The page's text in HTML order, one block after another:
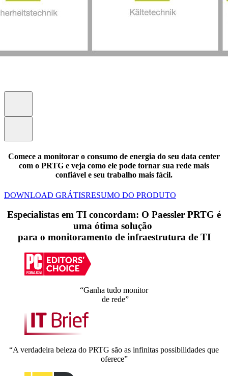
Comece a monitorar o consumo de energia do seu data center
com o PRTG e veja como ele pode tornar sua rede mais
confiável e seu trabalho mais fácil.
DOWNLOAD GRÁTISRESUMO DO PRODUTO
Especialistas em TI concordam: O Paessler PRTG é
uma ótima solução
para o monitoramento de infraestrutura de TI
“Ganha tudo monitor
de rede”
“A verdadeira beleza do PRTG são as infinitas possibilidades que
oferece”